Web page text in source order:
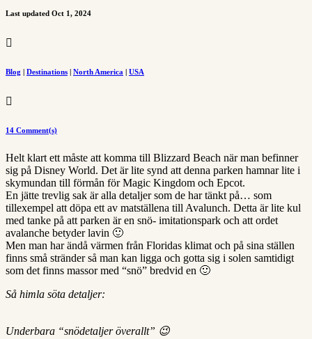
Last updated Oct 1, 2024

Blog | Destinations | North America | USA

14 Comment(s)
Helt klart ett måste att komma till Blizzard Beach när man befinner
sig på Disney World. Det är lite synd att denna parken hamnar lite i
skymundan till förmån för Magic Kingdom och Epcot.
En jätte trevlig sak är alla detaljer som de har tänkt på… som
tillexempel att döpa ett av matställena till Avalunch. Detta är lite kul
med tanke på att parken är en snö- imitationspark och att ordet
avalanche betyder lavin 🙂
Men man har ändå värmen från Floridas klimat och på sina ställen
finns små stränder så man kan ligga och gotta sig i solen samtidigt
som det finns massor med “snö” bredvid en 🙂
Så himla söta detaljer:
Underbara “snödetaljer överallt” 😉